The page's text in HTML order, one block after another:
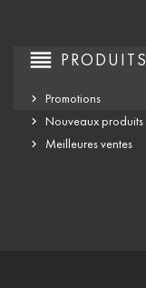
reorder PRODUITS
Promotions
Nouveaux produits
Meilleures ventes